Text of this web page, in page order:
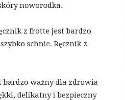
noworodka.
z frotte jest bardzo
schnie. Ręcznik z
bardzo ważny dla zdrowia
delikatny i bezpieczny